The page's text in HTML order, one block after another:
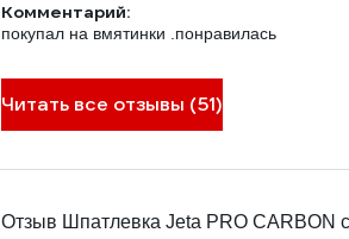
Комментарий:
покупал на вмятинки .понравилась
Читать все отзывы (51)
Отзыв Шпатлевка Jeta PRO CARBON